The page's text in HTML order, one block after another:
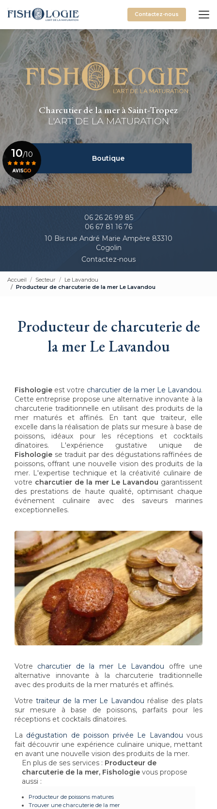
au
principal
Contactez-nous
Charcutier de la mer à Saint-Tropez
L'ART DE LA MATURATION
Boutique
06 26 26 99 85
06 67 81 16 76
10 Bis rue André Marie Ampère 83310
Cogolin
Contactez-nous
10/10
Voir le certificat
Accueil Secteur
Le Lavandou
Producteur de charcuterie de la mer Le Lavandou
Producteur de charcuterie de
la mer Le Lavandou
Fishologie est votre charcutier de la mer Le Lavandou.
Cette entreprise propose une alternative innovante à la
charcuterie traditionnelle en utilisant des produits de la
mer maturés et affinés. En tant que traiteur, elle
excelle dans la réalisation de plats sur mesure à base de
poissons, idéaux pour les réceptions et cocktails
dînatoires. L'expérience gustative unique de
Fishologie se traduit par des dégustations raffinées de
poissons, offrant une nouvelle vision des produits de la
mer. L'expertise technique et la créativité culinaire de
votre charcutier de la mer Le Lavandou garantissent
des prestations de haute qualité, optimisant chaque
événement culinaire avec des saveurs marines
exceptionnelles.
Votre charcutier de la mer Le Lavandou offre une
alternative innovante à la charcuterie traditionnelle
avec des produits de la mer maturés et affinés.
Votre traiteur de la mer Le Lavandou réalise des plats
sur mesure à base de poissons, parfaits pour les
réceptions et cocktails dînatoires.
La dégustation de poisson privée Le Lavandou vous
fait découvrir une expérience culinaire unique, mettant
en avant une nouvelle vision des produits de la mer.
En plus de ses services : Producteur de
charcuterie de la mer, Fishologie vous propose
aussi :
Producteur de poissons matures
Trouver une charcuterie de la mer